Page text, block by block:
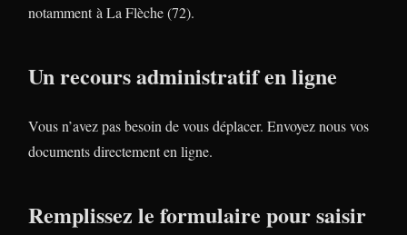
notamment à La Flèche (72).
Un recours administratif en ligne
Vous n’avez pas besoin de vous déplacer. Envoyez nous vos
documents directement en ligne.
Remplissez le formulaire pour saisir